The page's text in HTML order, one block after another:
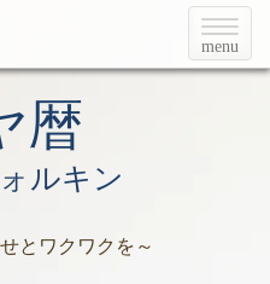
T
o
g
menu
暦
ルキン
とワクワクを～